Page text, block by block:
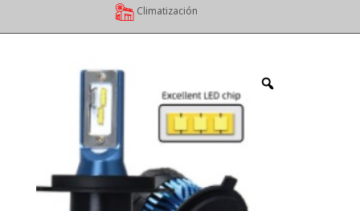
Climatización